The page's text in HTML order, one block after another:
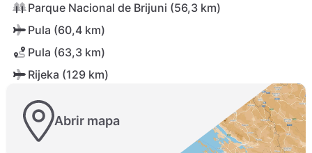
Parque Nacional de Brijuni (56,3 km)
Pula (60,4 km)
Pula (63,3 km)
Rijeka (129 km)
Abrir mapa